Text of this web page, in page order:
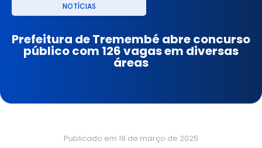
NOTÍCIAS
Prefeitura de Tremembé abre concurso
público com 126 vagas em diversas
áreas
Publicado em 19 de março de 2025